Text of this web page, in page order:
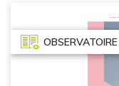
OBSERVATOIRE